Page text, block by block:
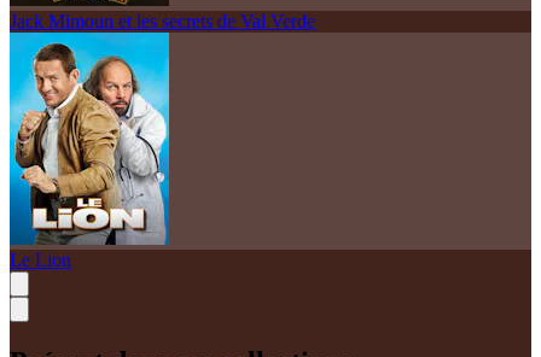
Jack Mimoun et les secrets de Val Verde
Le Lion